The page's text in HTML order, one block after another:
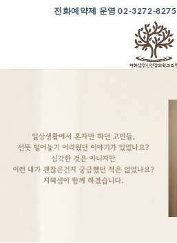
전화예약제 운영 02-3272-8275